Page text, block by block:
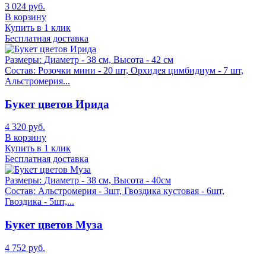
3 024 руб.
В корзину
Купить в 1 клик
Бесплатная доставка
Размеры: Диаметр - 38 см, Высота - 42 см
Состав: Розочки мини - 20 шт, Орхидея цимбидиум - 7 шт,
Альстромерия...
Букет цветов Ирида
4 320 руб.
В корзину
Купить в 1 клик
Бесплатная доставка
Размеры: Диаметр - 38 см, Высота - 40см
Состав: Альстромерия - 3шт, Гвоздика кустовая - 6шт,
Гвоздика - 5шт,...
Букет цветов Муза
4 752 руб.